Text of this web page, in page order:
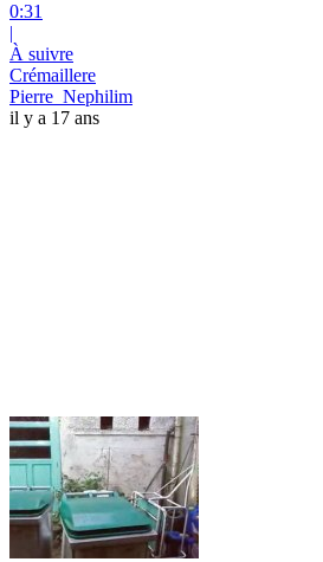
0:31
|
À suivre
Crémaillere
Pierre_Nephilim
il y a 17 ans